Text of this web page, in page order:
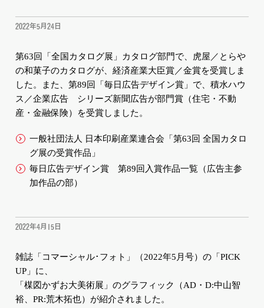
2022年5月24日
第63回「全国カタログ展」カタログ部門で、虎屋／とらや
の和菓子のカタログが、経済産業大臣賞／金賞を受賞しま
した。また、第89回「毎日広告デザイン賞」で、積水ハウ
ス／企業広告 シリーズ新聞広告が部門賞（住宅・不動
産・金融保険）を受賞しました。
一般社団法人 日本印刷産業連合会「第63回 全国カタロ
グ展の受賞作品」
毎日広告デザイン賞 第89回入賞作品一覧（広告主参
加作品の部）
2022年4月15日
雑誌「コマーシャル･フォト」（2022年5月号）の「PICK
UP」に、
「楳図かずお大美術展」のグラフィック（AD・D:中山智
裕、PR:荒木拓也）が紹介されました。